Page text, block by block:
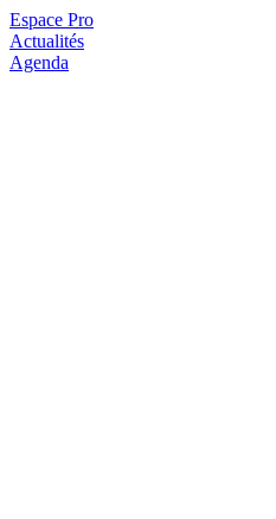
Espace Pro
Actualités
Agenda